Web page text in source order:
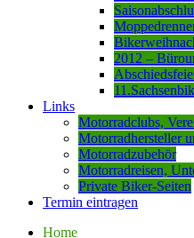
2012 –
Links
Motorradclubs,
Motorradhersteller
Motorradzubehör
Motorradreisen,
Private Biker-Seiten
Termin eintragen
Home